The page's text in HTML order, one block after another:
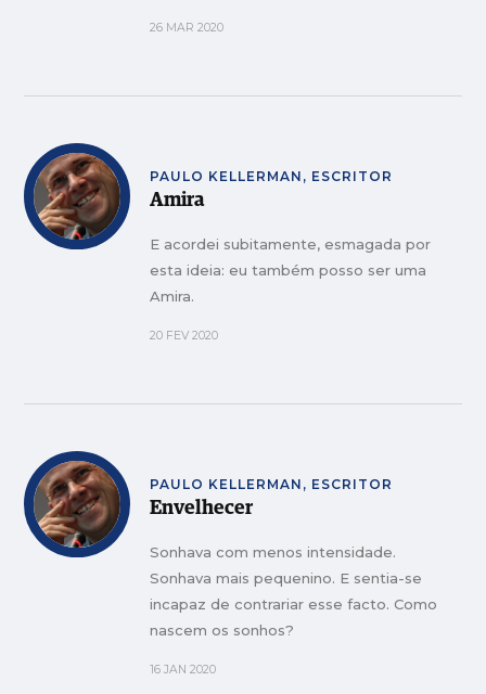
26 MAR 2020
PAULO KELLERMAN, ESCRITOR
Amira
E acordei subitamente, esmagada por
esta ideia: eu também posso ser uma
Amira.
20 FEV 2020
PAULO KELLERMAN, ESCRITOR
Envelhecer
Sonhava com menos intensidade.
Sonhava mais pequenino. E sentia-se
incapaz de contrariar esse facto. Como
nascem os sonhos?
16 JAN 2020